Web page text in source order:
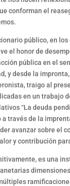
conforman el
público, en
el honor de
pública en el
y desde la
traigo al
en un trabajo
“La deuda
través de la
avanzar sobre el
y contribución
es una